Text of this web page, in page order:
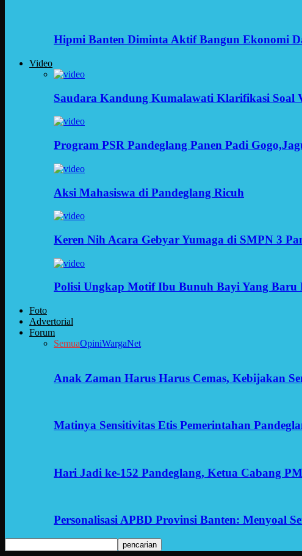
Hipmi Banten Diminta Aktif Bangun Ekonomi
Video
Saudara Kandung Kumalawati Klarifikasi Soal
Program PSR Pandeglang Panen Padi
Aksi Mahasiswa di Pandeglang Ricuh
Keren Nih Acara Gebyar Yumaga di SMPN 3
Polisi Ungkap Motif Ibu Bunuh Bayi Yang
Foto
Advertorial
Forum
SemuaOpiniWargaNet
Anak Zaman Harus Harus Cemas, Kebijakan
Matinya Sensitivitas Etis Pemerintahan
Hari Jadi ke-152 Pandeglang, Ketua Cabang
Personalisasi APBD Provinsi Banten: Menyoal